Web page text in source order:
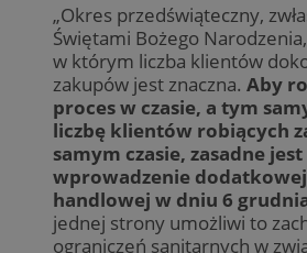
„Okres przedświąteczny,
Świętami Bożego
w którym liczba klientów
zakupów jest znaczna. Aby
proces w czasie, a tym
liczbę klientów robiących
samym czasie, zasadne jest
wprowadzenie
handlowej w dniu 6
jednej strony umożliwi to
ograniczeń sanitarnych w